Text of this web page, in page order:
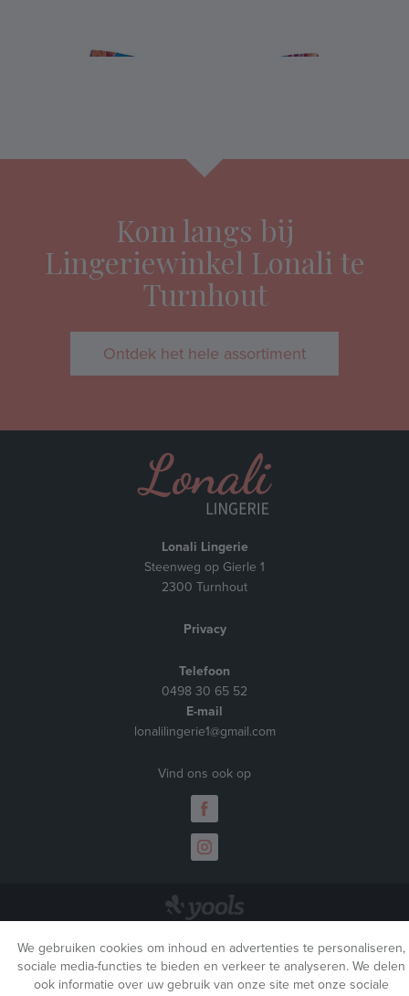
Kom langs bij
Lingeriewinkel Lonali te
Turnhout
Ontdek het hele assortiment
We gebruiken cookies om inhoud en advertenties te personaliseren,
sociale media-functies te bieden en verkeer te analyseren. We delen
ook informatie over uw gebruik van onze site met onze sociale
Lonali Lingerie
Steenweg op Gierle 1
2300 Turnhout
Privacy
Telefoon
0498 30 65 52
E-mail
lonalilingerie1@gmail.com
Vind ons ook op